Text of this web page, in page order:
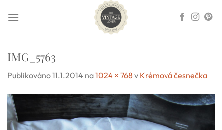
IMG_5763
Publikováno11.1.2014 na1024 × 768 v Krémová česnečka